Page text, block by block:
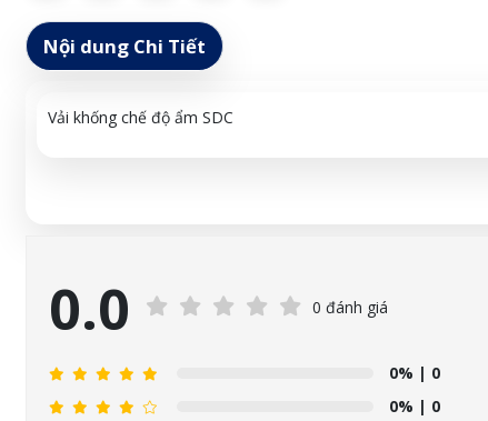
Nội dung Chi Tiết
Vải khống chế độ ẩm SDC
0.0 0 đánh giá
0% | 0
0% | 0